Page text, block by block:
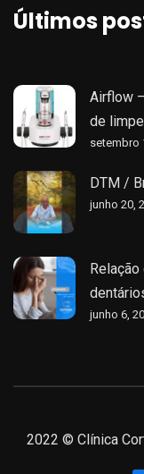
Últimos
Airflow
de
setembro
DTM /
junho 20,
junho 6,
2022 © Clínica